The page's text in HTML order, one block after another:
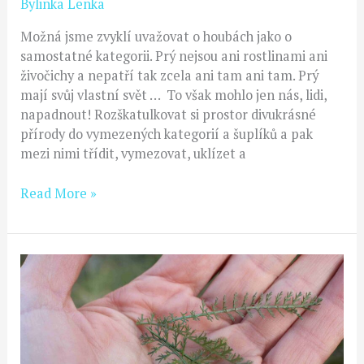
Bylinka Lenka
Možná jsme zvyklí uvažovat o houbách jako o
samostatné kategorii. Prý nejsou ani rostlinami ani
živočichy a nepatří tak zcela ani tam ani tam. Prý
mají svůj vlastní svět … To však mohlo jen nás, lidi,
napadnout! Rozškatulkovat si prostor divukrásné
přírody do vymezených kategorií a šuplíků a pak
mezi nimi třídit, vymezovat, uklízet a
Read More »
Zimní
bylinková
lékárna